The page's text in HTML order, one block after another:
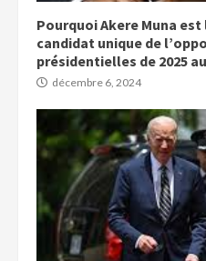
Pourquoi Akere Muna
candidat unique de
présidentielles de 2025
décembre 6, 2024